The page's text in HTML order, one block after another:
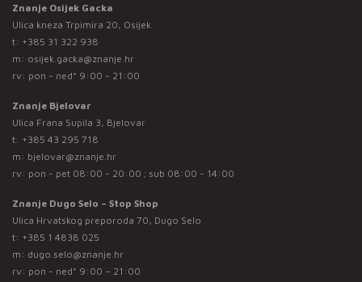
Znanje Osijek Gacka
Ulica kneza Trpimira 20, Osijek
t: +385 31 322 938
m: osijek.gacka@znanje.hr
rv: pon - ned* 9:00 - 21:00
Znanje Bjelovar
Ulica Frana Supila 3, Bjelovar
t: +385 43 295 718
m: bjelovar@znanje.hr
rv: pon - pet 08:00 - 20:00 ; sub 08:00 - 14:00
Znanje Dugo Selo – Stop Shop
Ulica Hrvatskog preporoda 70, Dugo Selo
t: +385 1 4838 025
m: dugo.selo@znanje.hr
rv: pon - ned* 9:00 – 21:00